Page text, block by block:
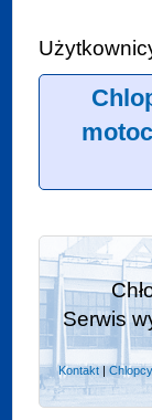
Serwis
Kontakt|